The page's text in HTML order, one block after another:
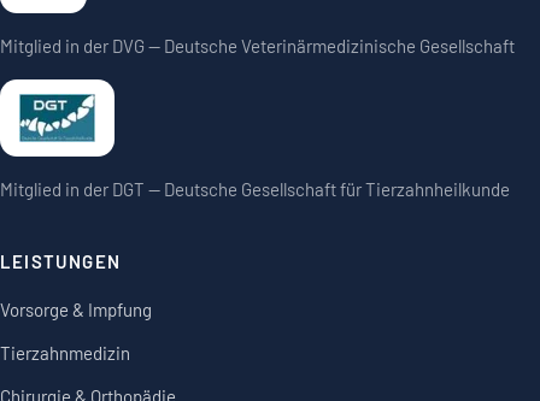
Mitglied in der DVG — Deutsche Veterinärmedizinische Gesellschaft
Mitglied in der DGT — Deutsche Gesellschaft für Tierzahnheilkunde
LEISTUNGEN
Vorsorge & Impfung
Tierzahnmedizin
Chirurgie & Orthopädie